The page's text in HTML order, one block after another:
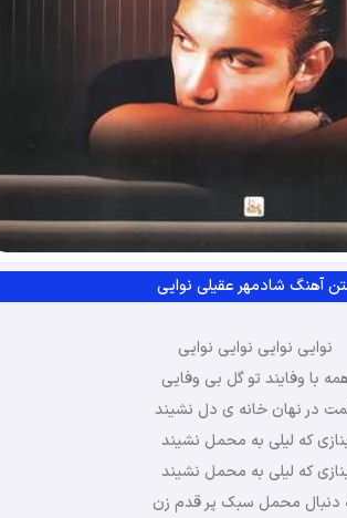
آهنگ شادمهر عقیلی نوایی
نوایی نوایی نوایی نوایی
با وفایند تو گل بی وفایی
در نهان خانه ی دل نشیند
که لیلی به محمل نشیند
که لیلی به محمل نشیند
دنبال محمل سبک پر قدم زن